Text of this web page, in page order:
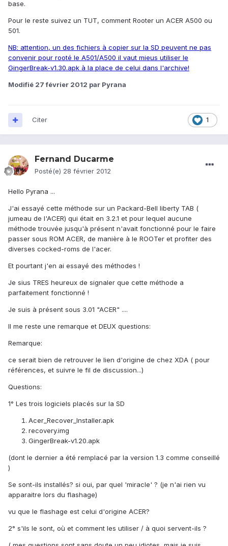
base.
Pour le reste suivez un TUT, comment Rooter un ACER A500 ou
501.
NB: attention, un des fichiers à copier sur la SD peuvent ne pas
convenir pour rooté le A501/A500 il vaut mieus utiliser le
GingerBreak-v1.30.apk à la place de celui dans l'archive!
Modifié 27 février 2012 par Pyrana
1
Citer
Fernand Ducarme
Posté(e) 28 février 2012
Hello Pyrana ...
J'ai essayé cette méthode sur un Packard-Bell liberty TAB (
jumeau de l'ACER) qui était en 3.2.1 et pour lequel aucune
méthode trouvée jusqu'à présent n'avait fonctionné pour le faire
passer sous ROM ACER, de manière à le ROOTer et profiter des
diverses cocked-roms de l'acer.
Et pourtant j'en ai essayé des méthodes !
Je sius TRES heureux de signaler que cette méthode a
parfaitement fonctionné !
Je suis à présent sous 3.01 "ACER" ....
Il me reste une remarque et DEUX questions:
Remarque:
ce serait bien de retrouver le lien d'origine de chez XDA ( pour
références, et suivre le fil de discussion...)
Questions:
1° Les trois logiciels placés sur la SD
Acer_Recover_Installer.apk
recovery.img
GingerBreak-v1.20.apk
(dont le dernier a été remplacé par la version 1.3 comme conseillé
)
Se sont-ils installés? si oui, par quel 'miracle' ? (je n'ai rien vu
apparaitre lors du flashage)
vu que le flashage est celui d'origine ACER?
2° s'ils le sont, où et comment les utiliser / à quoi servent-ils ?